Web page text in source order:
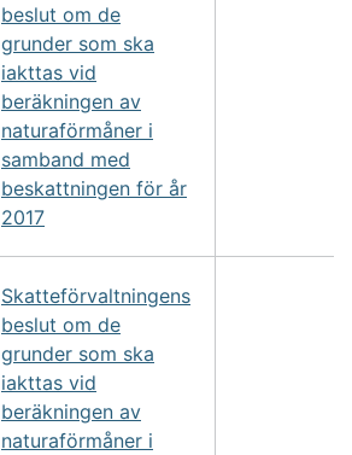
beslut om de
grunder som ska
iakttas vid
beräkningen av
naturaförmåner i
samband med
beskattningen för år
2017
Skatteförvaltningens
beslut om de
grunder som ska
iakttas vid
beräkningen av
naturaförmåner i